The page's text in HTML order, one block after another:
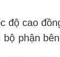
cao
phận